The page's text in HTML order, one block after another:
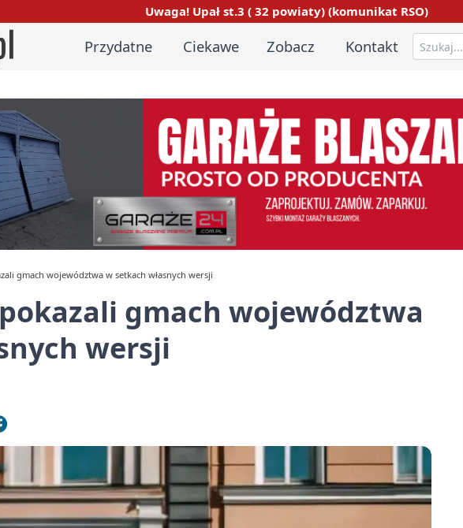
Uwaga! Upał st.3 ( 32 powiaty) (komunikat RSO)
Przydatne Ciekawe Zobacz Kontakt
gmach województwa w setkach własnych wersji
gmach województwa
wersji